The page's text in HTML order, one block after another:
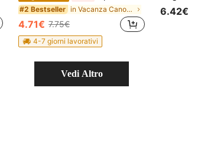
#2 Bestseller in Vacanza Canottiere e camicie da donna
4.71€ 7.75€
4-7 giorni lavorativi
6.42€
Vedi Altro